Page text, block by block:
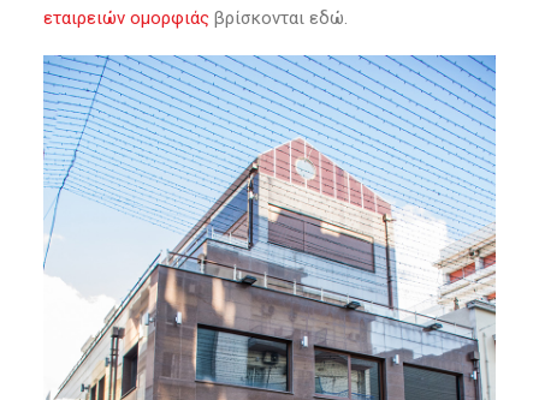
εταιρειών ομορφιάς βρίσκονται εδώ.